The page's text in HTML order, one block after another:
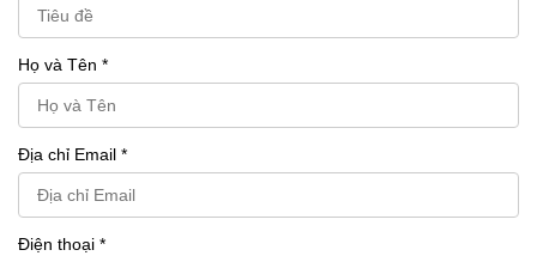
Họ và Tên *
Địa chỉ Email *
Điện thoại *